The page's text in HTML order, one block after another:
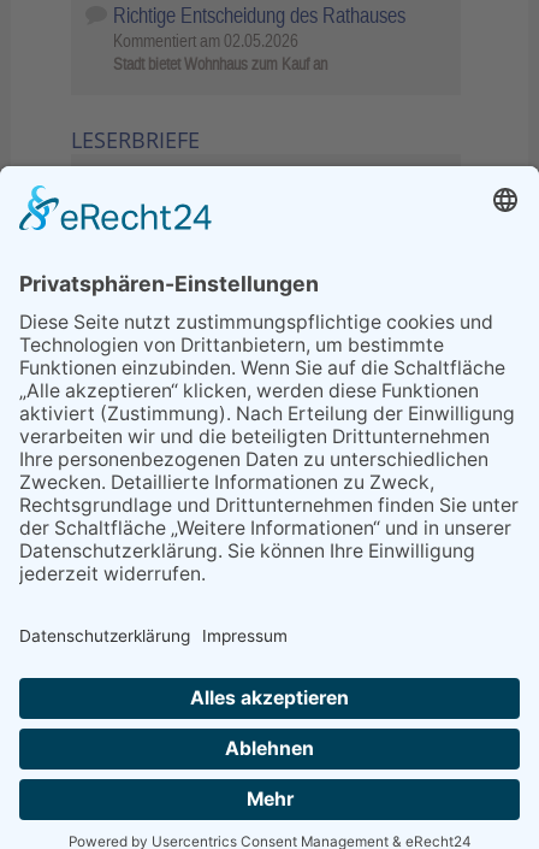
Richtige Entscheidung des Rathauses
Kommentiert am 02.05.2026
Stadt bietet Wohnhaus zum Kauf an
LESERBRIEFE
Sperrung B455: Kleiner
Grenzverkehr statt weite Wege
21.04.2026
Wenn Bahn-Computer nicht
miteinander kommunizieren
11.03.2026
"Plakatverbot für überregionale
Demos"
04.02.2026
Gelbe Tonne – Ein kleiner Blick
über den Tellerand
04.02.2026
Plastikersparnis durch Nutzung
von Gelber Tonne statt Säcken
NACH OBEN
Alle Rechte vorbehalten - Eppsteiner Zeitung Druck- und Verlags-
GmbH
Powered bynative:media.